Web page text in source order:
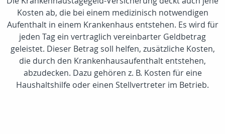
Kosten ab, die bei einem medizinisch notwendigen
Aufenthalt in einem Krankenhaus entstehen. Es wird für
jeden Tag ein vertraglich vereinbarter Geldbetrag
geleistet. Dieser Betrag soll helfen, zusätzliche Kosten,
die durch den Krankenhausaufenthalt entstehen,
abzudecken. Dazu gehören z. B. Kosten für eine
Haushaltshilfe oder einen Stellvertreter im Betrieb.